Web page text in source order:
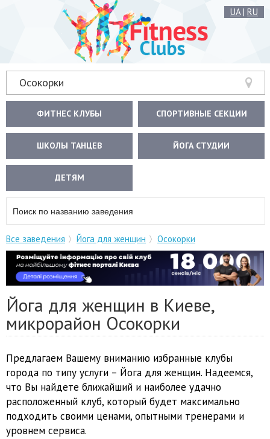
UA| RU
Осокорки
ФИТНЕС КЛУБЫ СПОРТИВНЫЕ СЕКЦИИ
ШКОЛЫ ТАНЦЕВ ЙОГА СТУДИИ
ДЕТЯМ
Все заведения Йога для женщин Осокорки
Йога для женщин в Киеве,
микрорайон Осокорки
Предлагаем Вашему вниманию избранные клубы
города по типу услуги – Йога для женщин. Надеемся,
что Вы найдете ближайший и наиболее удачно
расположенный клуб, который будет максимально
подходить своими ценами, опытными тренерами и
уровнем сервиса.